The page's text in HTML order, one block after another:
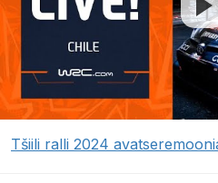
Tšiili ralli 2024